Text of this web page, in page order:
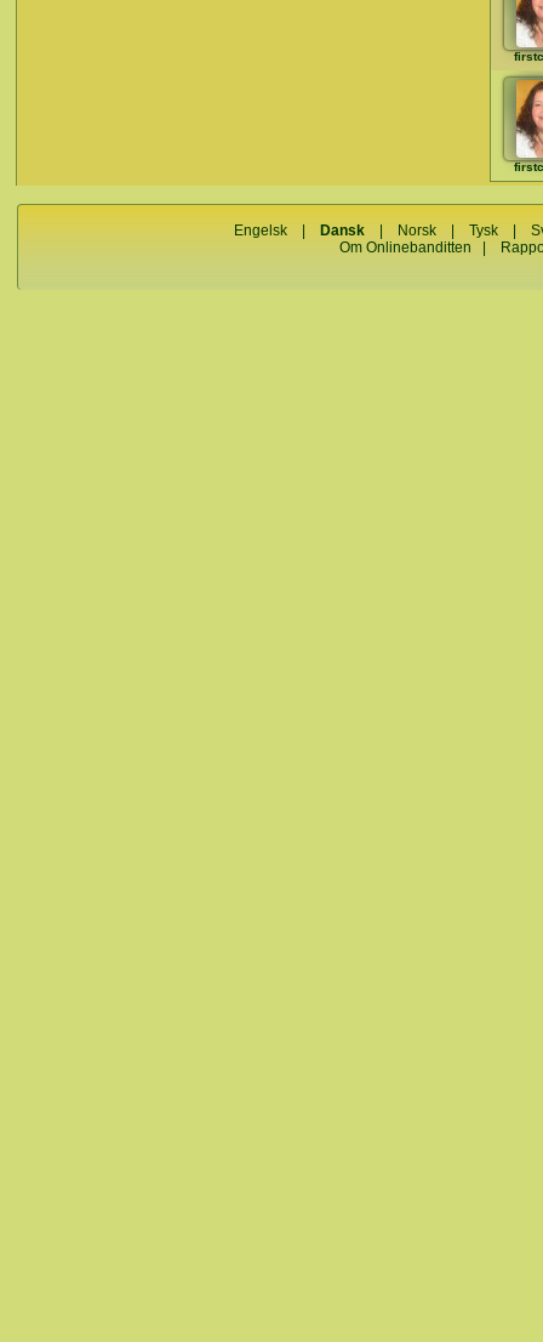
Engelsk Dansk Norsk Tysk
Om Onlinebanditten